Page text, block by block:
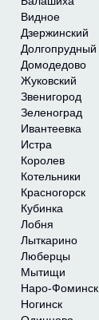
Видное
Дзержинский
Долгопрудный
Домодедово
Жуковский
Звенигород
Зеленоград
Ивантеевка
Истра
Королев
Котельники
Красногорск
Кубинка
Лобня
Лыткарино
Люберцы
Мытищи
Наро-Фоминск
Ногинск